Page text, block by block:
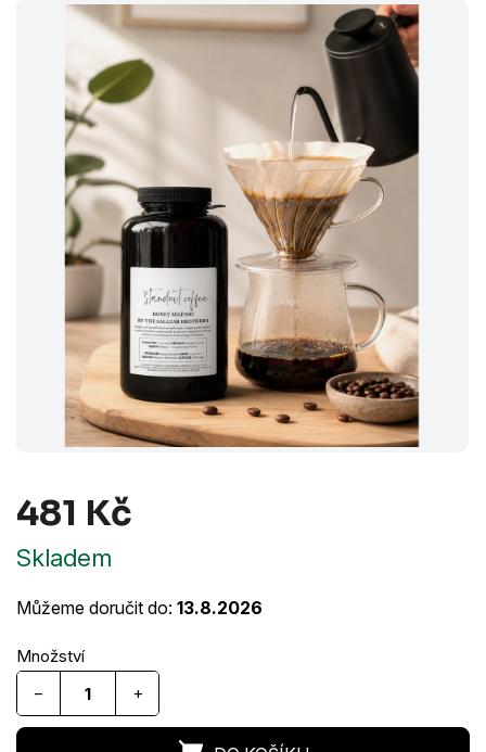
481 Kč
Skladem
Můžeme doručit do: 13.8.2026
+
−